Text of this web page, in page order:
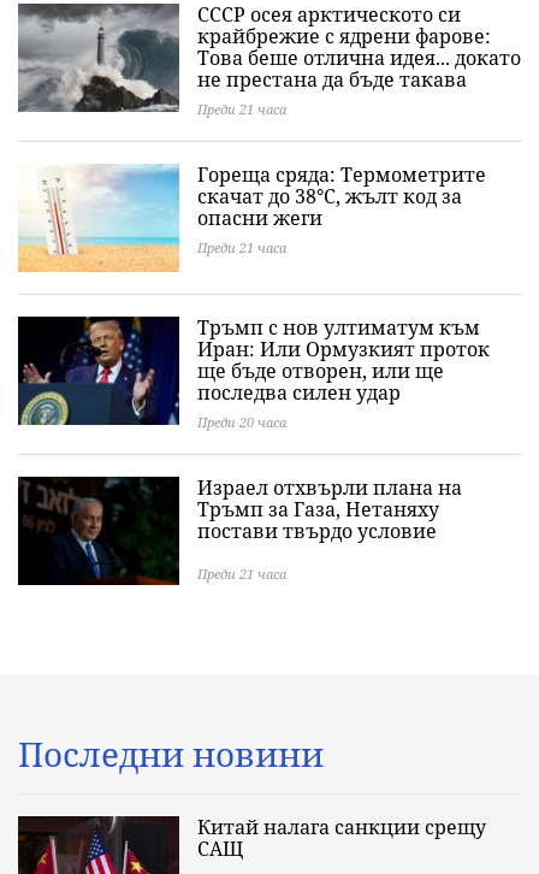
СССР осея арктическото си
крайбрежие с ядрени фарове:
Това беше отлична идея... докато
не престана да бъде такава
Преди 21 часа
Гореща сряда: Термометрите
скачат до 38°C, жълт код за
опасни жеги
Преди 21 часа
Тръмп с нов ултиматум към
Иран: Или Ормузкият проток
ще бъде отворен, или ще
последва силен удар
Преди 20 часа
Израел отхвърли плана на
Тръмп за Газа, Нетаняху
постави твърдо условие
Преди 21 часа
Последни новини
Китай налага санкции срещу
САЩ